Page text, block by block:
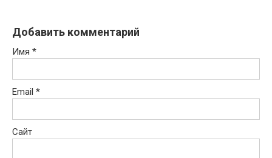
Добавить комментарий
Имя *
Email *
Сайт